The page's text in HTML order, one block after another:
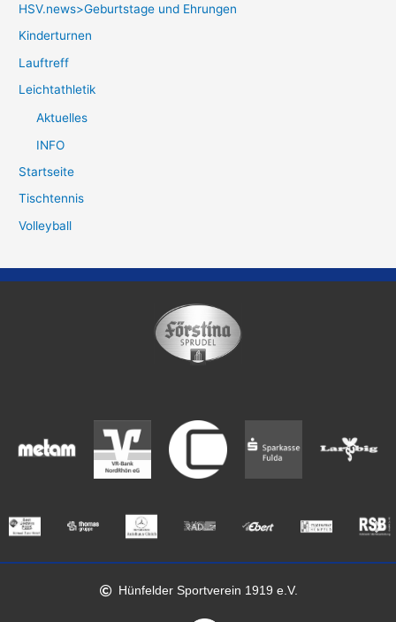
HSV.news>Geburtstage und Ehrungen
Kinderturnen
Lauftreff
Leichtathletik
Aktuelles
INFO
Startseite
Tischtennis
Volleyball
Hünfelder Sportverein 1919 e.V.